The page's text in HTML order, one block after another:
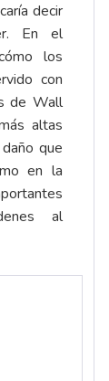
decir
En el
los
con
de Wall
altas
que
en la
al